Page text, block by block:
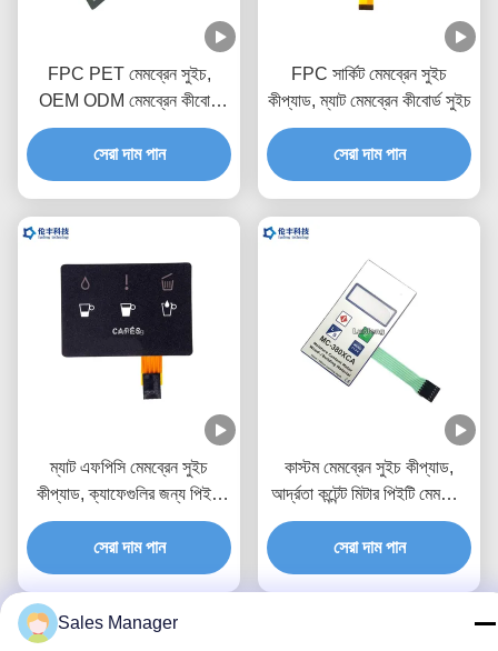
FPC PET মেমব্রেন সুইচ,
OEM ODM মেমব্রেন কীবোর্ড
সুইচ
সেরা দাম পান
FPC সার্কিট মেমব্রেন সুইচ
কীপ্যাড, ম্যাট মেমব্রেন কীবোর্ড সুইচ
সেরা দাম পান
ম্যাট এফপিসি মেমব্রেন সুইচ
কীপ্যাড, ক্যাফেগুলির জন্য পিইটি
মেমব্রেন সুইচ
সেরা দাম পান
কাস্টম মেমব্রেন সুইচ কীপ্যাড,
আর্দ্রতা কন্টেন্ট মিটার পিইটি মেমব্রেন
সুইচ
সেরা দাম পান
Sales Manager